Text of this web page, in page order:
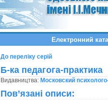
Електронний
До переліку серій
Б-ка педагога-практика
Видавництва: Московский
Пов’язані описи: